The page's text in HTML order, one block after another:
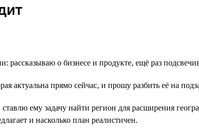
рассказываю о бизнесе и продукте, ещё раз
актуальна прямо сейчас, и прошу разбить её на
ему задачу найти регион для расширения
и насколько план реалистичен.